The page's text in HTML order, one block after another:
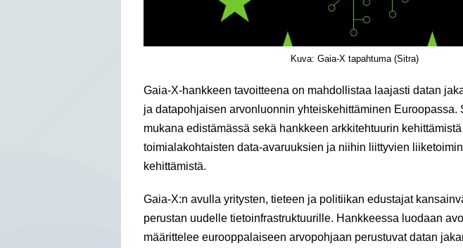
Kuva: Gaia-X tapahtuma (Sitra)
Gaia-X-hankkeen tavoitteena on mahdollistaa laajasti datan
ja datapohjaisen arvonluonnin yhteiskehittäminen Euroopassa.
mukana edistämässä sekä hankkeen arkkitehtuurin
toimialakohtaisten data-avaruuksien ja niihin liittyvien
kehittämistä.
Gaia-X:n avulla yritysten, tieteen ja politiikan edustajat
perustan uudelle tietoinfrastruktuurille. Hankkeessa luodaan
määrittelee eurooppalaiseen arvopohjaan perustuvat datan